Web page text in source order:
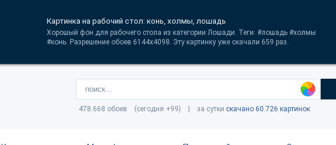
Картинка на рабочий стол: конь, холмы, лошадь
Хорошый фон для рабочего стола из категории Лошади. Теги: #лошадь #холмы
#конь. Разрешение обоев 6144x4098. Эту картинку уже скачали 659 раз.
478.668 обоев (сегодня +99) | за сутки скачано 60.726 картинок